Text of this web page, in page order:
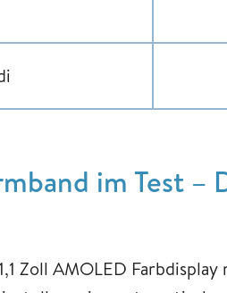
im Test –
Zoll AMOLED